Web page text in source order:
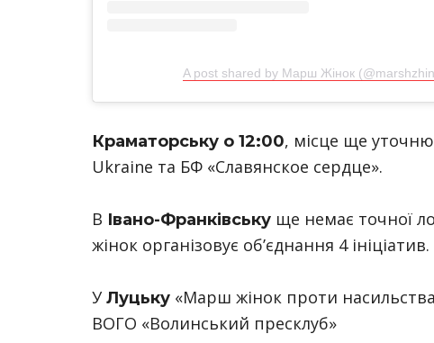
A post shared by Марш Жінок
Краматорську о 12:00, місце ще
Ukraine та БФ «Славянское сердце».
В Івано-Франківську ще немає точної
жінок організовує об’єднання 4 ініціатив.
УЛуцьку «Марш жінок проти
ВОГО «Волинський пресклуб»